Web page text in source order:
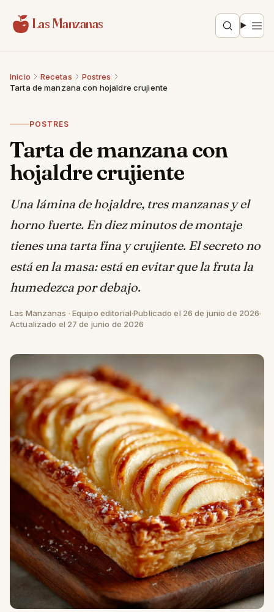
Las Manzanas
Inicio Recetas
Postres
Tarta de manzana con hojaldre crujiente
POSTRES
Tarta de manzana con
hojaldre crujiente
Una lámina de hojaldre, tres manzanas y el
horno fuerte. En diez minutos de montaje
tienes una tarta fina y crujiente. El secreto no
está en la masa: está en evitar que la fruta la
humedezca por debajo.
Las Manzanas · Equipo editorial·Publicado el 26 de junio de 2026·
Actualizado el 27 de junio de 2026